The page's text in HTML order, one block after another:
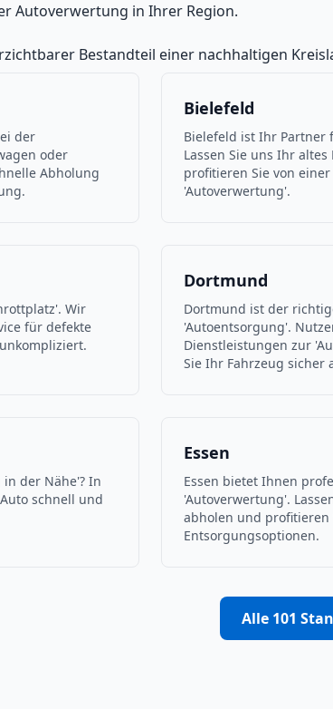
Autoverwertung in Ihrer Region.
Bestandteil einer nachhaltigen
der
oder
Abholung
Bielefeld
Bielefeld ist Ihr Partner
Lassen Sie uns Ihr
profitieren Sie von
'Autoverwertung'.
Wir
für defekte
Dortmund
Dortmund ist der
'Autoentsorgung'.
Dienstleistungen zur
Sie Ihr Fahrzeug sicher
der Nähe'? In
schnell und
Essen
Essen bietet Ihnen
'Autoverwertung'.
abholen und profitieren
Entsorgungsoptionen.
Alle 101